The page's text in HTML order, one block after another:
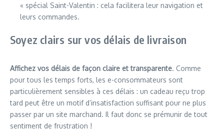
« spécial Saint-Valentin : cela facilitera leur navigation et
leurs commandes.
Soyez clairs sur vos délais de livraison
Affichez vos délais de façon claire et transparente. Comme
pour tous les temps forts, les e-consommateurs sont
particulièrement sensibles à ces délais : un cadeau reçu trop
tard peut être un motif d’insatisfaction suffisant pour ne plus
passer par un site marchand. Il faut donc se prémunir de tout
sentiment de frustration !